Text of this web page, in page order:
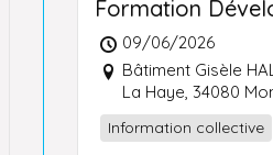
Formation
Web et Web
Montpellier
09/06/2026
Bâtiment Gisèle
La Haye, 34080
Information collective